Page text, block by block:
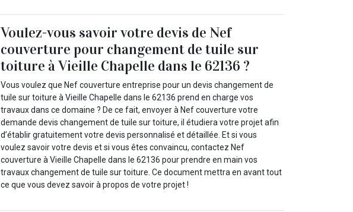
Voulez-vous savoir votre devis de Nef
couverture pour changement de tuile sur
toiture à Vieille Chapelle dans le 62136 ?
Vous voulez que Nef couverture entreprise pour un devis changement de
tuile sur toiture à Vieille Chapelle dans le 62136 prend en charge vos
travaux dans ce domaine ? De ce fait, envoyer à Nef couverture votre
demande devis changement de tuile sur toiture, il étudiera votre projet afin
d’établir gratuitement votre devis personnalisé et détaillée. Et si vous
voulez savoir votre devis et si vous êtes convaincu, contactez Nef
couverture à Vieille Chapelle dans le 62136 pour prendre en main vos
travaux changement de tuile sur toiture. Ce document mettra en avant tout
ce que vous devez savoir à propos de votre projet !